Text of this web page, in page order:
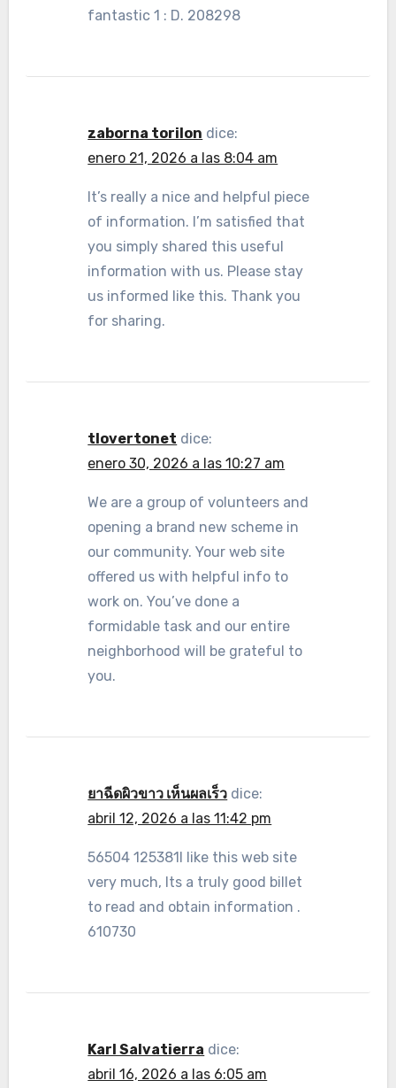
fantastic 1 : D. 208298
zaborna torilon dice:
enero 21, 2026 a las 8:04 am
It’s really a nice and helpful piece
of information. I’m satisfied that
you simply shared this useful
information with us. Please stay
us informed like this. Thank you
for sharing.
tlovertonet dice:
enero 30, 2026 a las 10:27 am
We are a group of volunteers and
opening a brand new scheme in
our community. Your web site
offered us with helpful info to
work on. You’ve done a
formidable task and our entire
neighborhood will be grateful to
you.
ยาฉีดผิวขาว เห็นผลเร็ว dice:
abril 12, 2026 a las 11:42 pm
56504 125381I like this web site
very much, Its a truly good billet
to read and obtain information .
610730
Karl Salvatierra dice:
abril 16, 2026 a las 6:05 am